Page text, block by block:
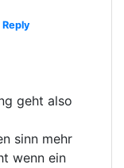
Reply
geht also
sinn mehr
wenn ein